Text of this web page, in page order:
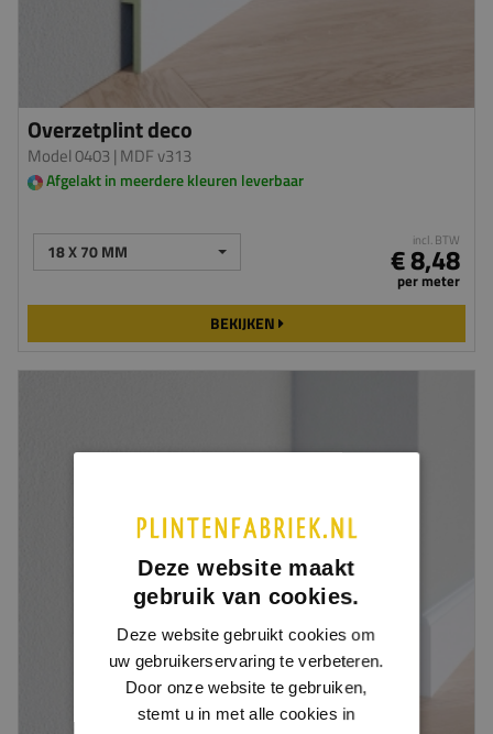
Overzetplint deco
Model 0403 | MDF v313
Afgelakt in meerdere kleuren leverbaar
18 X 70 MM incl. BTW
€ 8,48
per meter
BEKIJKEN
Deze website maakt
gebruik van cookies.
Deze website gebruikt cookies om
uw gebruikerservaring te verbeteren.
Door onze website te gebruiken,
stemt u in met alle cookies in